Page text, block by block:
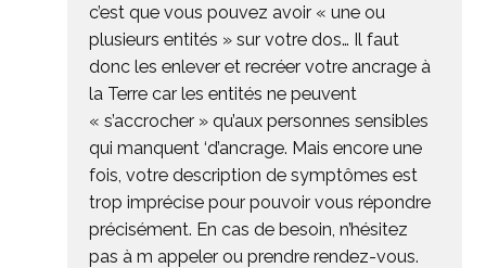
c’est que vous pouvez avoir « une ou
plusieurs entités » sur votre dos… Il faut
donc les enlever et recréer votre ancrage à
la Terre car les entités ne peuvent
« s’accrocher » qu’aux personnes sensibles
qui manquent ‘d’ancrage. Mais encore une
fois, votre description de symptômes est
trop imprécise pour pouvoir vous répondre
précisément. En cas de besoin, n’hésitez
pas à m appeler ou prendre rendez-vous.